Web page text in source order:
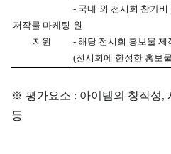
저작물 마케팅
지원
- 국내·외 전시회 참가비
원
- 해당 전시회 홍보물 제
(전시회에 한정한 홍보
※ 평가요소 : 아이템의 창작성,
등